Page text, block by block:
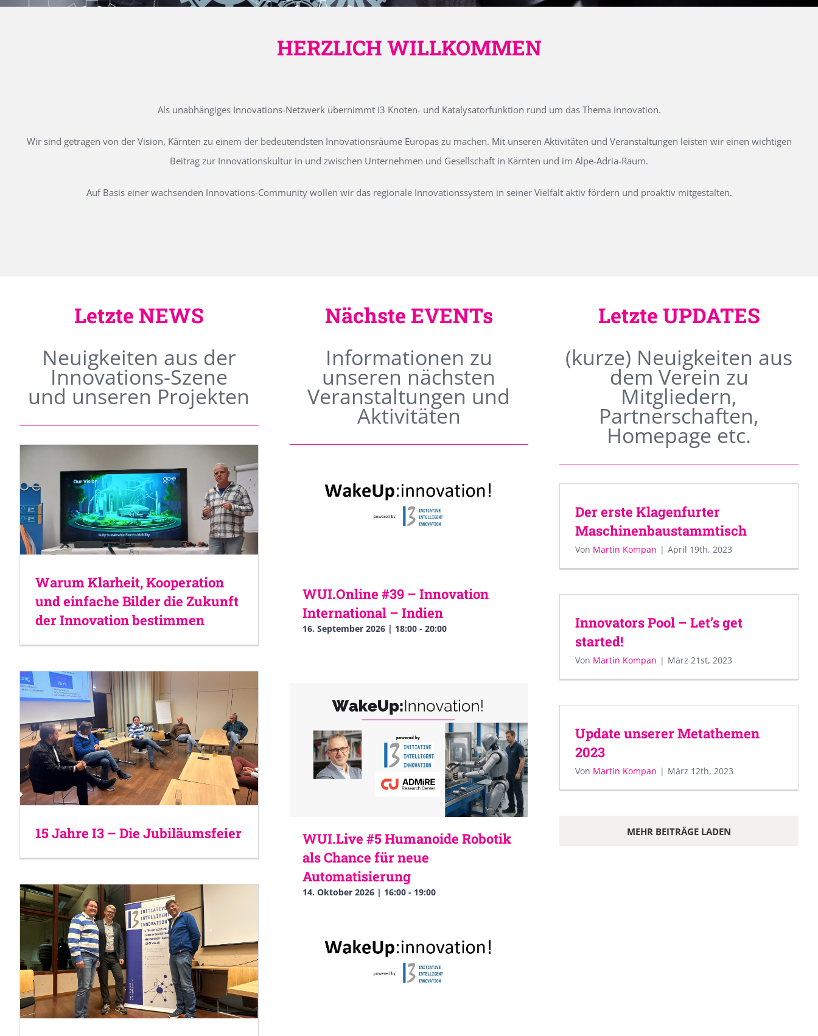
HERZLICH WILLKOMMEN
Als unabhängiges Innovations-Netzwerk übernimmt I3 Knoten- und Katalysatorfunktion rund um das Thema Innovation.
Wir sind getragen von der Vision, Kärnten zu einem der bedeutendsten Innovationsräume Europas zu machen. Mit unseren Aktivitäten und Veranstaltungen leisten wir einen wichtigen
Beitrag zur Innovationskultur in und zwischen Unternehmen und Gesellschaft in Kärnten und im Alpe-Adria-Raum.
Auf Basis einer wachsenden Innovations-Community wollen wir das regionale Innovationssystem in seiner Vielfalt aktiv fördern und proaktiv mitgestalten.
Letzte NEWS
Neuigkeiten aus der
Innovations-Szene
und unseren Projekten
Warum Klarheit, Kooperation
und einfache Bilder die Zukunft
der Innovation bestimmen
15 Jahre I3 – Die Jubiläumsfeier
Nächste EVENTs
Informationen zu
unseren nächsten
Veranstaltungen und
Aktivitäten
WUI.Online #39 – Innovation
International – Indien
16. September 2026 | 18:00- 20:00
WUI.Live #5 Humanoide Robotik
als Chance für neue
Automatisierung
14. Oktober 2026 | 16:00- 19:00
Letzte UPDATES
(kurze) Neuigkeiten aus
dem Verein zu
Mitgliedern,
Partnerschaften,
Homepage etc.
Der erste Klagenfurter
Maschinenbaustammtisch
Von Martin Kompan | April 19th, 2023
Innovators Pool – Let’s get
started!
Von Martin Kompan | März 21st, 2023
Update unserer Metathemen
2023
Von Martin Kompan | März 12th, 2023
MEHR BEITRÄGE LADEN